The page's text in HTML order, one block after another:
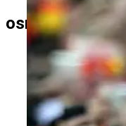
osna.live